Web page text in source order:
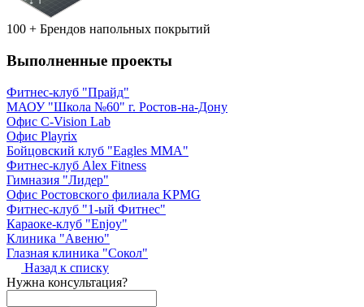
100 + Брендов напольных покрытий
Выполненные проекты
Фитнес-клуб "Прайд"
МАОУ "Школа №60" г. Ростов-на-Дону
Офис C-Vision Lab
Офис Playrix
Бойцовский клуб "Eagles MMA"
Фитнес-клуб Alex Fitness
Гимназия "Лидер"
Офис Ростовского филиала KPMG
Фитнес-клуб "1-ый Фитнес"
Караоке-клуб "Enjoy"
Клиника "Авеню"
Глазная клиника "Сокол"
Назад к списку
Нужна консультация?